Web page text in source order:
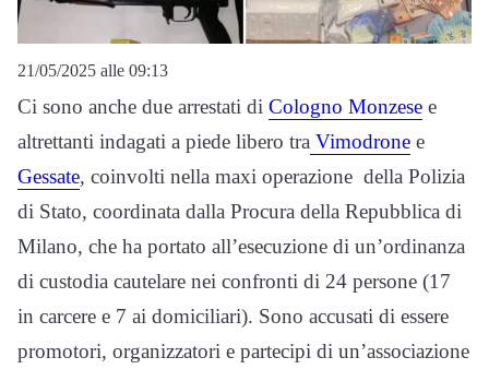
21/05/2025 alle 09:13
Ci sono anche due arrestati di Cologno Monzese e
altrettanti indagati a piede libero tra Vimodrone e
Gessate, coinvolti nella maxi operazione della Polizia
di Stato, coordinata dalla Procura della Repubblica di
Milano, che ha portato all’esecuzione di un’ordinanza
di custodia cautelare nei confronti di 24 persone (17
in carcere e 7 ai domiciliari). Sono accusati di essere
promotori, organizzatori e partecipi di un’associazione